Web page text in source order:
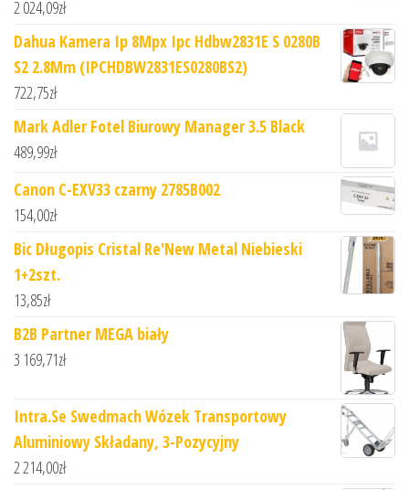
2 024,09zł
Dahua Kamera Ip 8Mpx Ipc Hdbw2831E S 0280B
S2 2.8Mm (IPCHDBW2831ES0280BS2)
722,75zł
Mark Adler Fotel Biurowy Manager 3.5 Black
489,99zł
Canon C-EXV33 czarny 2785B002
154,00zł
Bic Długopis Cristal Re'New Metal Niebieski
1+2szt.
13,85zł
B2B Partner MEGA biały
3 169,71zł
Intra.Se Swedmach Wózek Transportowy
Aluminiowy Składany, 3-Pozycyjny
2 214,00zł